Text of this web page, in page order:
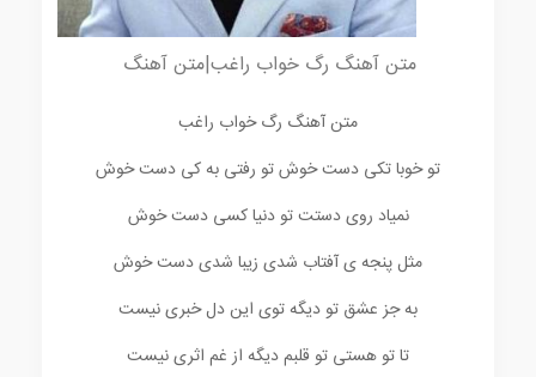
متن آهنگ رگ خواب راغب|متن آهنگ
متن آهنگ رگ خواب راغب
تو خوبا تکی دست خوش تو رفتی به کی دست خوش
نمیاد روی دستت تو دنیا کسی دست خوش
مثل پنجه ی آفتاب شدی زیبا شدی دست خوش
به جز عشق تو دیگه توی این دل خبری نیست
تا تو هستی تو قلبم دیگه از غم اثری نیست